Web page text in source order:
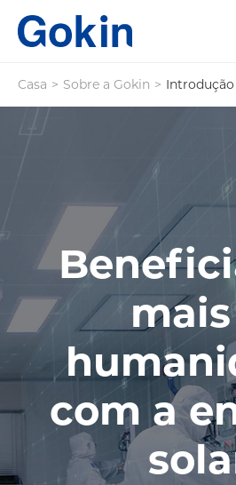
Casa > Sobre a Gokin >
com a